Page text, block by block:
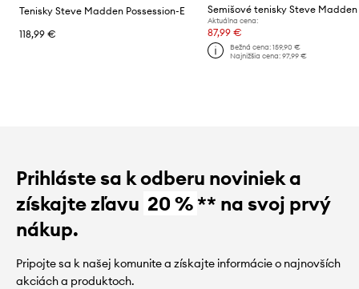
Tenisky Steve Madden Possession-E
118,99 €
Semišové tenisky Steve
Aktuálna cena:
87,99 €
Bežná cena: 159,90 €
Najnižšia cena: 97,99 €
Prihláste sa k odberu noviniek a
získajte zľavu 20 %** na svoj prvý
nákup.
Pripojte sa k našej komunite a získajte informácie o najnovších
akciách a produktoch.